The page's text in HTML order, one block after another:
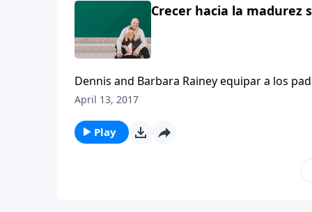
Crecer hacia la madurez
Dennis and Barbara Rainey equipar a los
ayudándonos a moldear nuestras propias
April 13, 2017
Play